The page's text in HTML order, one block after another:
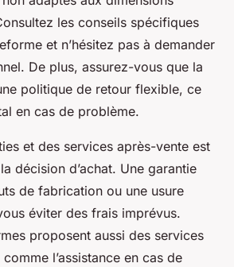
les conseils spécifiques
et n’hésitez pas à demander
De plus, assurez-vous que la
politique de retour flexible, ce
en cas de problème.
et des services après-vente est
décision d’achat. Une garantie
de fabrication ou une usure
éviter des frais imprévus.
proposent aussi des services
l’assistance en cas de